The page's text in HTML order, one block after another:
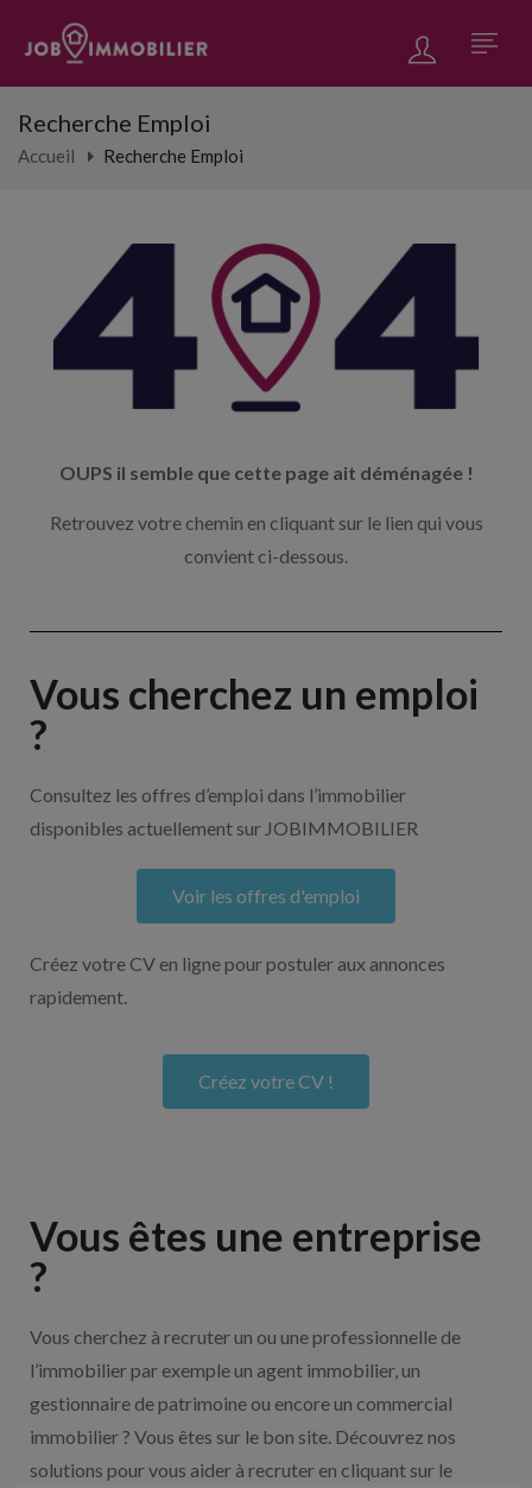
Recherche Emploi
Accueil Recherche Emploi
OUPS il semble que cette page ait déménagée !
Retrouvez votre chemin en cliquant sur le lien qui vous
convient ci-dessous.
Vous cherchez un emploi
?
Consultez les offres d’emploi dans l’immobilier
disponibles actuellement sur JOBIMMOBILIER
Voir les offres d'emploi
Créez votre CV en ligne pour postuler aux annonces
rapidement.
Créez votre CV !
Vous êtes une entreprise
?
Vous cherchez à recruter un ou une professionnelle de
l’immobilier par exemple un agent immobilier, un
gestionnaire de patrimoine ou encore un commercial
immobilier ? Vous êtes sur le bon site. Découvrez nos
solutions pour vous aider à recruter en cliquant sur le